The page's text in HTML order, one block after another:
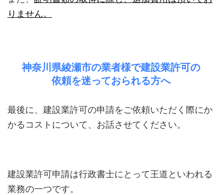
りません。
神奈川県綾瀬市の業者様で建設業許可の
依頼を迷っておられる方へ
最後に、建設業許可の申請をご依頼いただく際にか
かるコストについて、お話させてください。
建設業許可申請は行政書士にとって王道といわれる
業務の一つです。